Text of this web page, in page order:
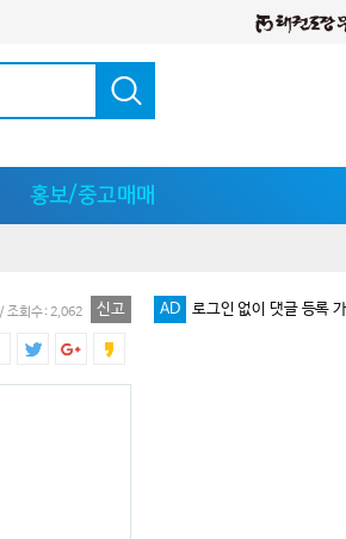
홍보/중고매매
회수 : 2,062 신고 AD 로그인 없이 댓글 등록